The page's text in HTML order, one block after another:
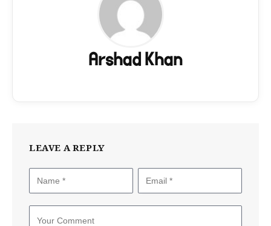
Arshad Khan
LEAVE A REPLY